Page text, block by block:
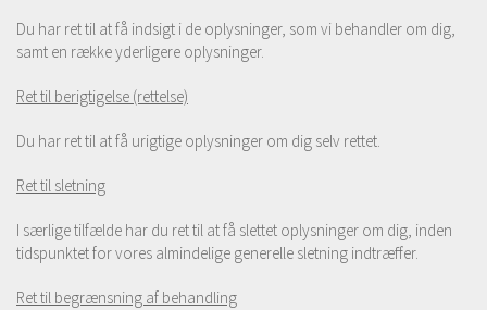
Du har ret til at få indsigt i de oplysninger, som vi behandler om dig,
samt en række yderligere oplysninger.
Ret til berigtigelse (rettelse)
Du har ret til at få urigtige oplysninger om dig selv rettet.
Ret til sletning
I særlige tilfælde har du ret til at få slettet oplysninger om dig, inden
tidspunktet for vores almindelige generelle sletning indtræffer.
Ret til begrænsning af behandling